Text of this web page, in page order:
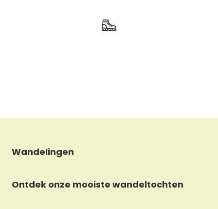
Wandelingen
Ontdek onze mooiste wandeltochten